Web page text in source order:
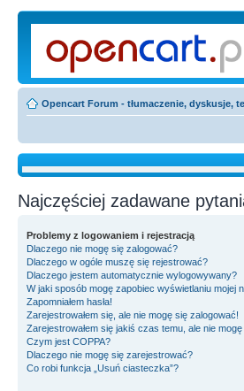
Opencart Forum - tłumaczenie, dyskusje,
Najczęściej zadawane
Problemy z logowaniem i rejestracją
Dlaczego nie mogę się zalogować?
Dlaczego w ogóle muszę się rejestrować?
Dlaczego jestem automatycznie wylogowywany?
W jaki sposób mogę zapobiec wyświetlaniu
Zapomniałem hasła!
Zarejestrowałem się, ale nie mogę się zalogować!
Zarejestrowałem się jakiś czas temu, ale nie
Czym jest COPPA?
Dlaczego nie mogę się zarejestrować?
Co robi funkcja „Usuń ciasteczka”?